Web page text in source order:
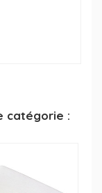
catégorie :